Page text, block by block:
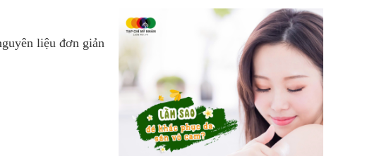
liệu đơn giản